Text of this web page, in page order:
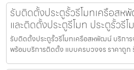
รับติดตั้งประตูรั้วรีโมทเครือสห
และติดตั้งประตูรีโมท ประตูรั้วรี
รับติดตั้งประตูรั้วรีโมทเครือสหพัฒน์ บริการ
พร้อมบริการติดตั้ง แบบครบวงจร ราคาถู